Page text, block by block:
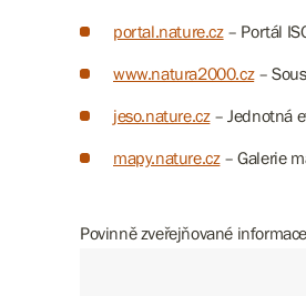
portal.nature.cz– Portál
www.natura2000.cz–
jeso.nature.cz– Jednotná
mapy.nature.cz– Galerie
Povinně zveřejňované